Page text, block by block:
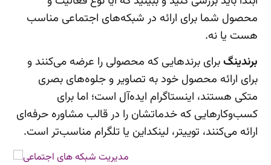
محصول شما برای ارائه در شبکه‌های اجتماعی مناسب
هست یا نه.
برندینگبرای برندهایی که محصولی را عرضه می‌کنند و
برای ارائه محصول خود به تصاویر و جلوه‌های بصری
متکی هستند، اینستاگرام ایده‌آل است؛ اما برای
کسب‌وکارهایی که خدماتشان را در قالب مشاوره حرفه‌ای
ارائه می‌کنند، توییتر، لینکداین یا تلگرام مناسب‌تر است.